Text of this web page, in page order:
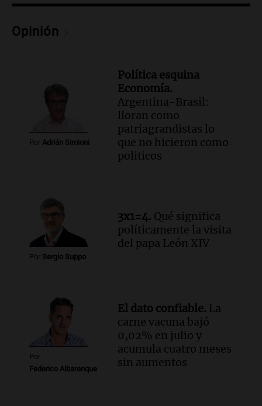
Fe relativiza el impacto del fallo sobre
jubilaciones en la provincia
Panorama Federal
Opinión
Por Adrián Simioni
Política esquina
Economía.
Argentina-Brasil:
lloran como
patriagrandistas lo
que no hicieron como
politicos
Por Sergio Suppo
3x1=4. Qué significa
políticamente la visita
del papa León XIV
Por
Federico Albarenque
El dato confiable. La
carne vacuna bajó
0,02% en julio y
acumula cuatro meses
sin aumentos